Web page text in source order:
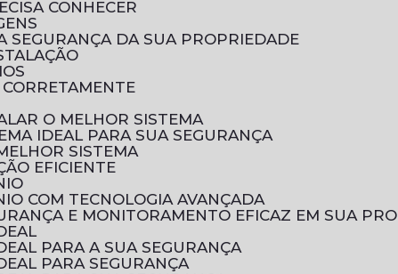
CONHECER
SEGURANÇA DA SUA PROPRIEDADE
CORRETAMENTE
O MELHOR SISTEMA
IDEAL PARA SUA SEGURANÇA
SISTEMA
EFICIENTE
COM TECNOLOGIA AVANÇADA
E MONITORAMENTO EFICAZ EM SUA
PARA A SUA SEGURANÇA
PARA SEGURANÇA